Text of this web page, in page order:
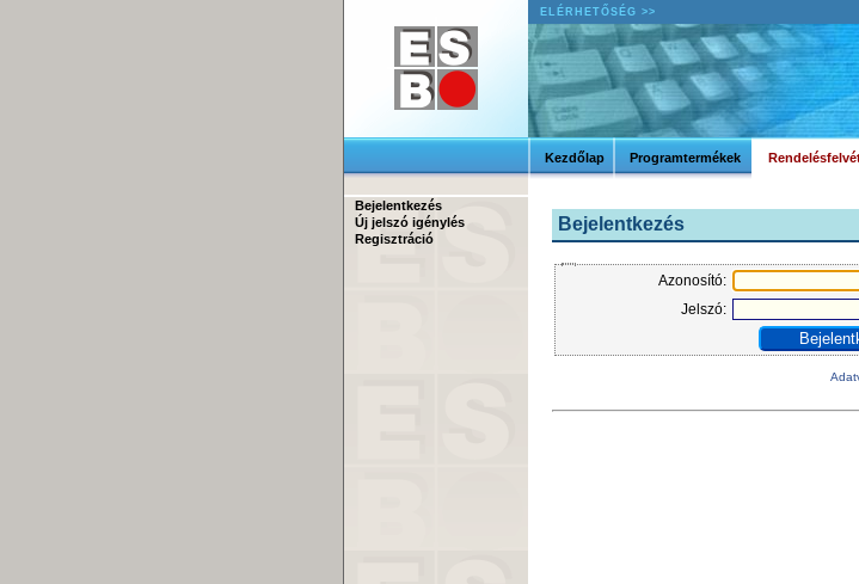
ELÉRHETŐSÉG >>
Kezdőlap Programtermékek
Bejelentkezés
Új jelszó igénylés
Regisztráció
Bejelentkezés
Azonosító:
Jelszó: